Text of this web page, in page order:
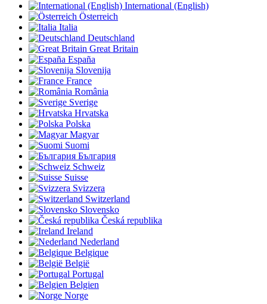
International (English)
Österreich
Italia
Deutschland
Great Britain
España
Slovenija
France
România
Sverige
Hrvatska
Polska
Magyar
Suomi
България
Schweiz
Suisse
Svizzera
Switzerland
Slovensko
Česká republika
Ireland
Nederland
Belgique
België
Portugal
Belgien
Norge